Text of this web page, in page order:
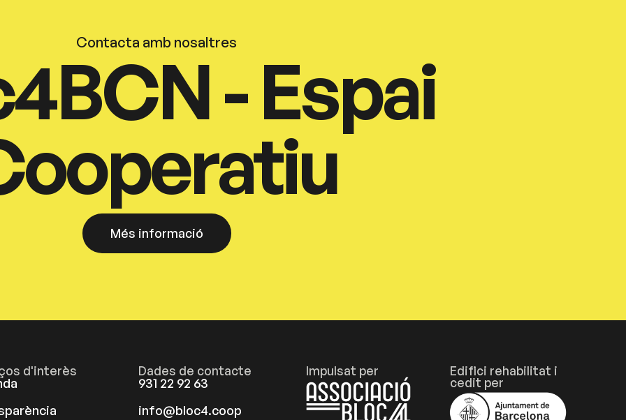
Contacta amb nosaltres
- Espai
Més informació
d'interès
Dades de contacte
931 22 92 63
info@bloc4.coop
Impulsat per Edifici rehabilitat i
cedit per